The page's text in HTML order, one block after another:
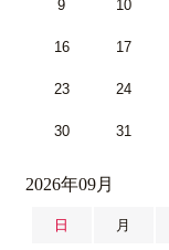
9 10
16 17
23 24
30 31
2026年09月
日 月